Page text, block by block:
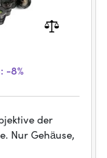
-8%
der
Nur Gehäuse,